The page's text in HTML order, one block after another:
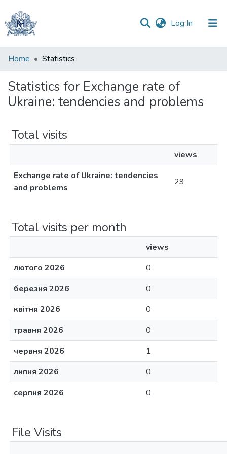
Log In (current)
Communities
Collections
All of DSpace
Home Statistics
Statistics for Exchange rate of
Ukraine: tendencies and problems
Total visits
views
Exchange rate of Ukraine: tendencies
and problems
29
Total visits per month
views
лютого 2026
0
березня 2026
0
квітня 2026
0
травня 2026
0
червня 2026
1
липня 2026
0
серпня 2026
0
File Visits